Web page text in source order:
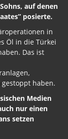
auf denen
posierte.
in
Öl in die Türkei
Das ist
haben.
Medien
nur einen
setzen